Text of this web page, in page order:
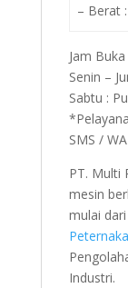
– Berat
Jam Buka
Senin –
Sabtu :
SMS / WA
PT. Multi
mesin
mulai dari
Industri.